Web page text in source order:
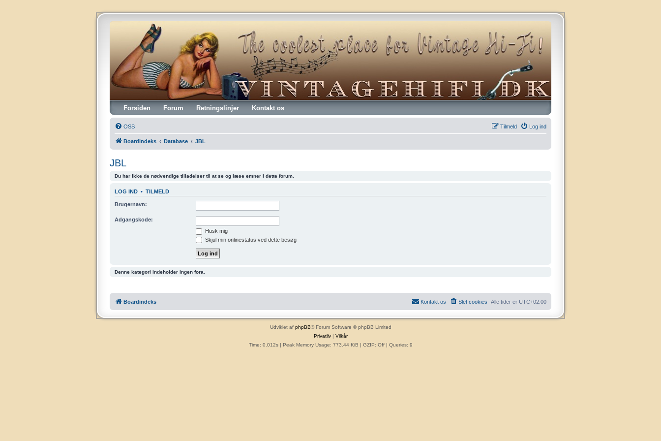
Vintagehifi.dk
Forsiden Forum Retningslinjer Kontakt os
OSS Log ind
Tilmeld
Boardindeks Database JBL
JBL
Du har ikke de nødvendige tilladelser til at se og læse emner i dette forum.
LOG IND • TILMELD
Brugernavn:
Adgangskode:
Husk mig
Skjul min onlinestatus ved dette besøg
Denne kategori indeholder ingen fora.
Boardindeks Alle tider er UTC+02:00
Slet cookies
Kontakt os
Udviklet af phpBB® Forum Software © phpBB Limited
Privatliv| Vilkår
Time: 0.012s| Peak Memory Usage: 773.44 KiB | GZIP: Off | Queries: 9